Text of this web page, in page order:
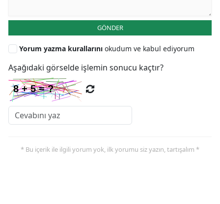
GÖNDER
Yorum yazma kurallarını okudum ve kabul ediyorum
Aşağıdaki görselde işlemin sonucu kaçtır?
* Bu içerik ile ilgili yorum yok, ilk yorumu siz yazın, tartışalım *